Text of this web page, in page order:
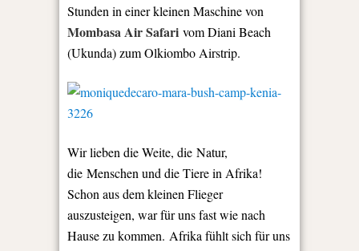
Stunden in einer kleinen Maschine von
Mombasa Air Safari vom Diani Beach
(Ukunda) zum Olkiombo Airstrip.
Wir lieben die Weite, die Natur,
die Menschen und die Tiere in Afrika!
Schon aus dem kleinen Flieger
auszusteigen, war für uns fast wie nach
Hause zu kommen. Afrika fühlt sich für uns